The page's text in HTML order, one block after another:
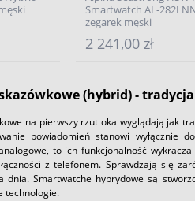
Smartwatch AL-
zegarek męski
2 241,00 zł
(hybrid) -
na pierwszy rzut oka wyglądają jak
powiadomień stanowi
to ich funkcjonalność
z telefonem. Sprawdzają się
dnia. Smartwatche hybrydowe są
technologie.